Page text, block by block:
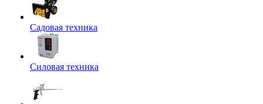
Садовая техника
Силовая техника